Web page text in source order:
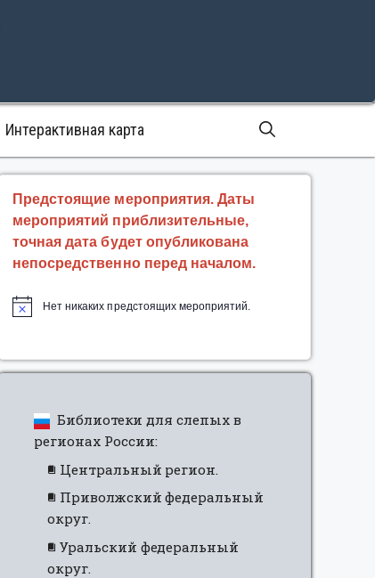
Интерактивная карта
Предстоящие мероприятия. Даты
мероприятий приблизительные,
точная дата будет опубликована
непосредственно перед началом.
Нет никаких предстоящих мероприятий.
Библиотеки для слепых в
регионах России:
Центральный регион.
Приволжский федеральный
округ.
Уральский федеральный
округ.